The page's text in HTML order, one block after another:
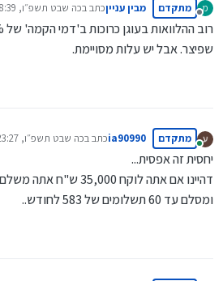
מ
מנותק
מתקדם מבין ענייןכתב בכה שבט תשפ״ו, 18:39
נערך לאחרונה על ידי מבין
שפיצר. אבל יש עלות מסויימת.
מחובר
מתקדם ia90990כתב בכה שבט תשפ״ו, 23:27
נערך לאחרונה על ידי
יחסית זה אפסית...
ומסלם עד 60 תשלומים של 583 לחודש..